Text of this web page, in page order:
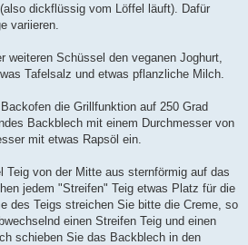
dickflüssig vom Löffel läuft). Dafür
variieren.
weiteren Schüssel den veganen Joghurt,
Tafelsalz und etwas pflanzliche Milch.
die Grillfunktion auf 250 Grad
Backblech mit einem Durchmesser von
mit etwas Rapsöl ein.
Teig von der Mitte aus sternförmig auf das
jedem "Streifen" Teig etwas Platz für die
des Teigs streichen Sie bitte die Creme, so
einen Streifen Teig und einen
schieben Sie das Backblech in den